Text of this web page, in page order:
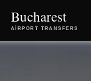
Bucharest
AIRPORT TRANSFERS